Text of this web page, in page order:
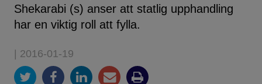
Shekarabi (s) anser att statlig upphandling
har en viktig roll att fylla.
| 2016-01-19